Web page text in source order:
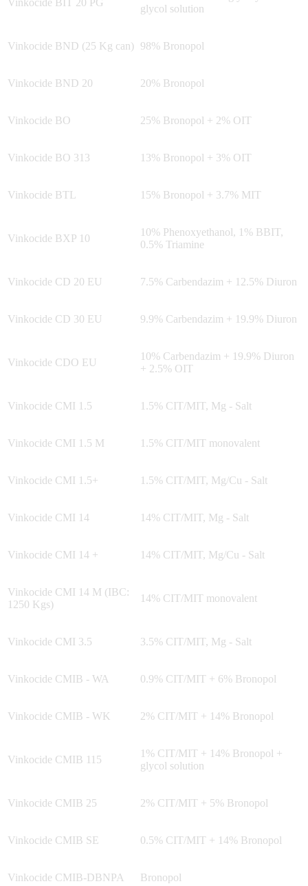
glycol solution
Vinkocide BND (25 Kg can) 98% Bronopol
Vinkocide BND 20 20% Bronopol
Vinkocide BO 25% Bronopol + 2% OIT
Vinkocide BO 313 13% Bronopol + 3% OIT
Vinkocide BTL 15% Bronopol + 3.7% MIT
Vinkocide BXP 10
10% Phenoxyethanol, 1% BBIT,
0.5% Triamine
Vinkocide CD 20 EU 7.5% Carbendazim + 12.5% Diuron
Vinkocide CD 30 EU 9.9% Carbendazim + 19.9% Diuron
Vinkocide CDO EU
10% Carbendazim + 19.9% Diuron
+ 2.5% OIT
Vinkocide CMI 1.5 1.5% CIT/MIT, Mg - Salt
Vinkocide CMI 1.5 M 1.5% CIT/MIT monovalent
Vinkocide CMI 1.5+ 1.5% CIT/MIT, Mg/Cu - Salt
Vinkocide CMI 14 14% CIT/MIT, Mg - Salt
Vinkocide CMI 14 + 14% CIT/MIT, Mg/Cu - Salt
Vinkocide CMI 14 M (IBC:
1250 Kgs)
14% CIT/MIT monovalent
Vinkocide CMI 3.5 3.5% CIT/MIT, Mg - Salt
Vinkocide CMIB - WA 0.9% CIT/MIT + 6% Bronopol
Vinkocide CMIB - WK 2% CIT/MIT + 14% Bronopol
Vinkocide CMIB 115
1% CIT/MIT + 14% Bronopol +
glycol solution
Vinkocide CMIB 25 2% CIT/MIT + 5% Bronopol
Vinkocide CMIB SE 0.5% CIT/MIT + 14% Bronopol
Vinkocide CMIB-DBNPA Bronopol